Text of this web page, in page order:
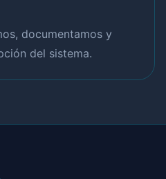
documentamos y
del sistema.